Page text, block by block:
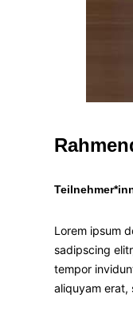
Lorem ipsum
sadipscing
tempor
aliquyam erat,